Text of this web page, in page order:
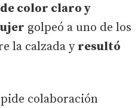
color claro y
golpeó a uno de los
la calzada y resultó
colaboración